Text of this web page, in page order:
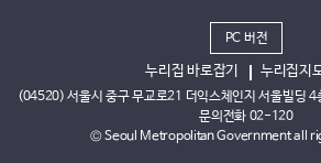
PC 버전
누리집 바로잡기 누리집지
(04520) 서울시 중구 무교로21 더익스체인지 서울빌딩 4
문의전화 02-120
© Seoul Metropolitan Government all